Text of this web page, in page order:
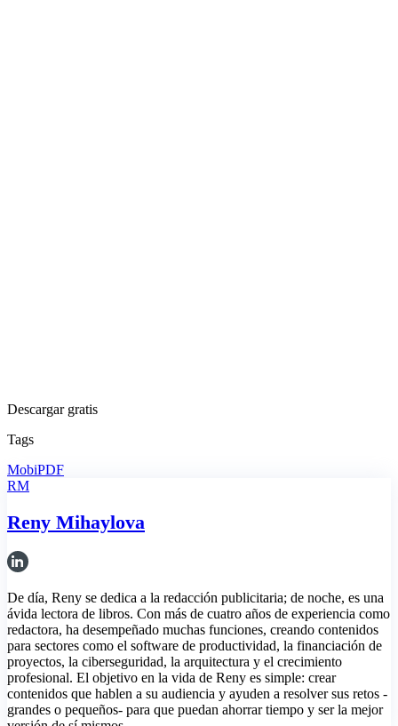
Descargar gratis
Tags
MobiPDF
RM
Reny Mihaylova
De día, Reny se dedica a la redacción publicitaria; de noche, es una
ávida lectora de libros. Con más de cuatro años de experiencia como
redactora, ha desempeñado muchas funciones, creando contenidos
para sectores como el software de productividad, la financiación de
proyectos, la ciberseguridad, la arquitectura y el crecimiento
profesional. El objetivo en la vida de Reny es simple: crear
contenidos que hablen a su audiencia y ayuden a resolver sus retos -
grandes o pequeños- para que puedan ahorrar tiempo y ser la mejor